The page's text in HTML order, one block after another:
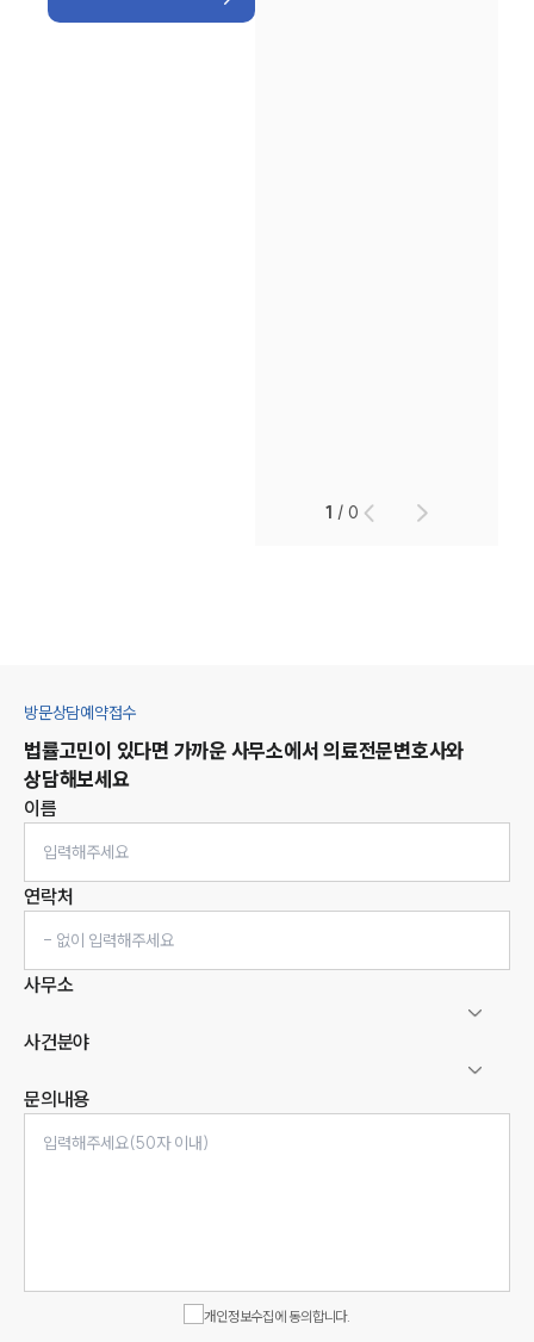
1 /0
방문상담예약접수
법률고민이 있다면 가까운 사무소에서 의료전문변호사와
상담해보세요
이름
연락처
사무소
사건분야
문의내용
개인정보수집에 동의합니다.